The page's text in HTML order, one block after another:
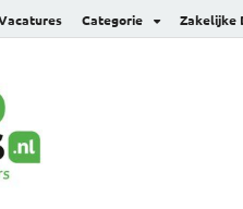
Categorie Zakelijke